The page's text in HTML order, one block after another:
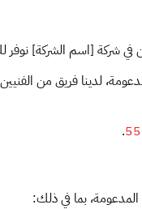
شركة [اسم الشركة] نوفر
لدينا فريق من
.
بما في ذلك: